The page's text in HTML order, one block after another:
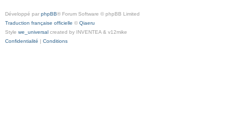
Développé par phpBB® Forum Software © phpBB Limited
Traduction française officielle © Qiaeru
Style we_universal created by INVENTEA & v12mike
Confidentialité | Conditions